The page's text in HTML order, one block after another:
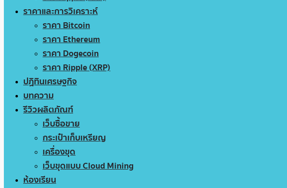
ราคาและการวิเคราะห์
ราคา Bitcoin
ราคา Ethereum
ราคา Dogecoin
ราคา Ripple (XRP)
ปฏิทินเศรษฐกิจ
บทความ
รีวิวผลิตภัณฑ์
เว็บซื้อขาย
กระเป๋าเก็บเหรียญ
เครื่องขุด
เว็บขุดแบบ Cloud Mining
ห้องเรียน